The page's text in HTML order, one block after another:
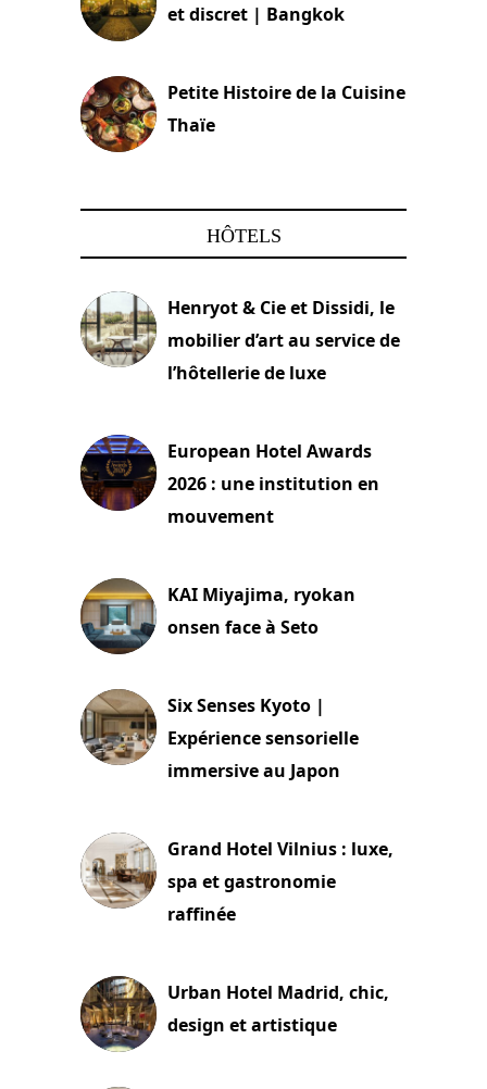
et discret | Bangkok
Petite Histoire de la Cuisine
Thaïe
HÔTELS
Henryot & Cie et Dissidi, le
mobilier d’art au service de
l’hôtellerie de luxe
European Hotel Awards
2026 : une institution en
mouvement
KAI Miyajima, ryokan
onsen face à Seto
Six Senses Kyoto |
Expérience sensorielle
immersive au Japon
Grand Hotel Vilnius : luxe,
spa et gastronomie
raffinée
Urban Hotel Madrid, chic,
design et artistique